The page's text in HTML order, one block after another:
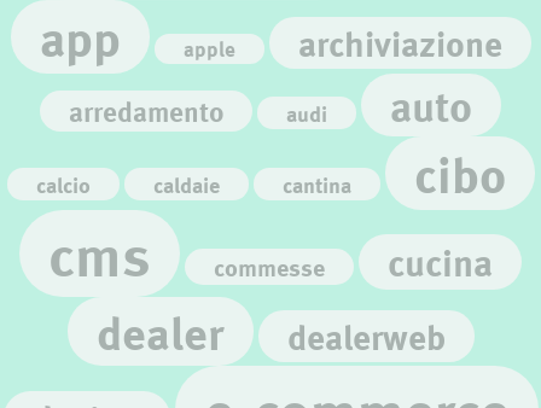
app apple archiviazione
arredamento audi auto
calcio caldaie cantina cibo
cms commesse cucina
dealer dealerweb